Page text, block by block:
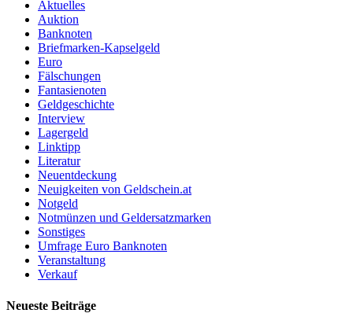
Aktuelles
Auktion
Banknoten
Briefmarken-Kapselgeld
Euro
Fälschungen
Fantasienoten
Geldgeschichte
Interview
Lagergeld
Linktipp
Literatur
Neuentdeckung
Neuigkeiten von Geldschein.at
Notgeld
Notmünzen und Geldersatzmarken
Sonstiges
Umfrage Euro Banknoten
Veranstaltung
Verkauf
Neueste Beiträge